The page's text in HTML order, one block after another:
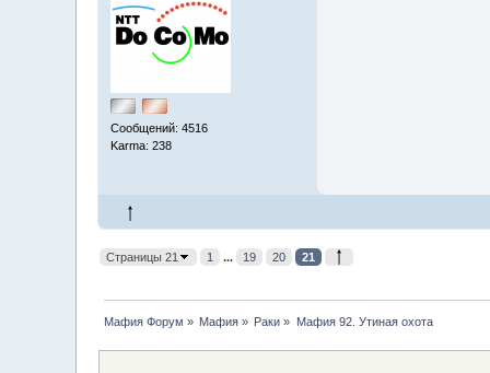
Сообщений: 4516
Karma: 238
Страницы 21 1 ... 19 20 21
Мафия Форум » Мафия » Раки » Мафия 92. Утиная охота